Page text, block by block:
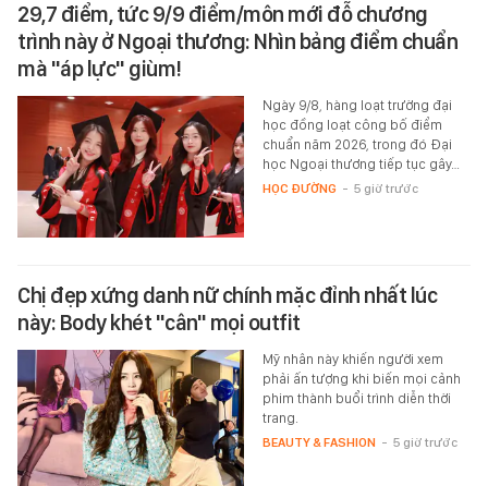
29,7 điểm, tức 9/9 điểm/môn mới đỗ chương
trình này ở Ngoại thương: Nhìn bảng điểm chuẩn
mà "áp lực" giùm!
Ngày 9/8, hàng loạt trường đại
học đồng loạt công bố điểm
chuẩn năm 2026, trong đó Đại
học Ngoại thương tiếp tục gây…
HỌC ĐƯỜNG - 5 giờ trước
Chị đẹp xứng danh nữ chính mặc đỉnh nhất lúc
này: Body khét "cân" mọi outfit
Mỹ nhân này khiến người xem
phải ấn tượng khi biến mọi cảnh
phim thành buổi trình diễn thời
trang.
BEAUTY & FASHION - 5 giờ trước